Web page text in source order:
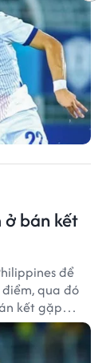
bán kết
để
qua đó
kết gặp